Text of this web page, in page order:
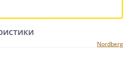
Nordberg